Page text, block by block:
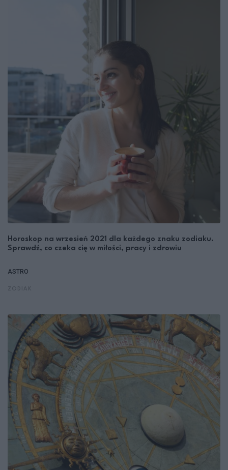
Horoskop na wrzesień 2021 dla każdego znaku zodiaku.
Sprawdź, co czeka cię w miłości, pracy i zdrowiu
ASTRO